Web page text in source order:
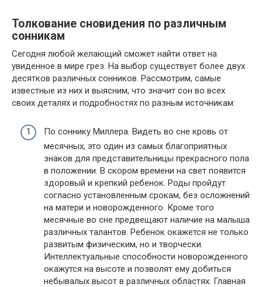
Толкование сновидения по различным
сонникам
Сегодня любой желающий сможет найти ответ на
увиденное в мире грез. На выбор существует более двух
десятков различных сонников. Рассмотрим, самые
известные из них и выясним, что значит сон во всех
своих деталях и подробностях по разным источникам:
По соннику Миллера. Видеть во сне кровь от
месячных, это один из самых благоприятных
знаков для представительницы прекрасного пола
в положении. В скором времени на свет появится
здоровый и крепкий ребенок. Роды пройдут
согласно установленным срокам, без осложнений
на матери и новорожденного. Кроме того
месячные во сне предвещают наличие на малыша
различных талантов. Ребенок окажется не только
развитым физическим, но и творчески.
Интеллектуальные способности новорожденного
окажутся на высоте и позволят ему добиться
небывалых высот в различных областях. Главная